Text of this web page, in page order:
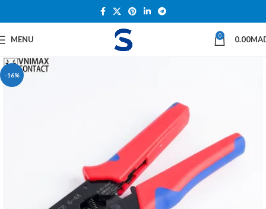
MENU 0 0.00
-16%